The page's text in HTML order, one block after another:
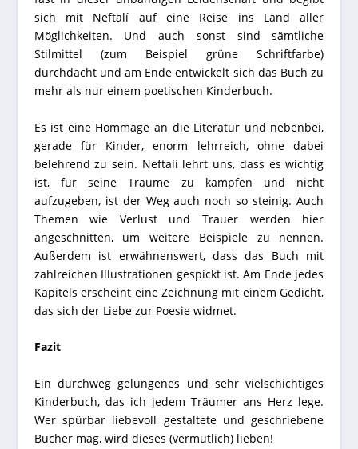
sich mit Neftalí auf eine Reise ins Land aller
Möglichkeiten. Und auch sonst sind sämtliche
Stilmittel (zum Beispiel grüne Schriftfarbe)
durchdacht und am Ende entwickelt sich das Buch zu
mehr als nur einem poetischen Kinderbuch.
Es ist eine Hommage an die Literatur und nebenbei,
gerade für Kinder, enorm lehrreich, ohne dabei
belehrend zu sein. Neftalí lehrt uns, dass es wichtig
ist, für seine Träume zu kämpfen und nicht
aufzugeben, ist der Weg auch noch so steinig. Auch
Themen wie Verlust und Trauer werden hier
angeschnitten, um weitere Beispiele zu nennen.
Außerdem ist erwähnenswert, dass das Buch mit
zahlreichen Illustrationen gespickt ist. Am Ende jedes
Kapitels erscheint eine Zeichnung mit einem Gedicht,
das sich der Liebe zur Poesie widmet.
Fazit
Ein durchweg gelungenes und sehr vielschichtiges
Kinderbuch, das ich jedem Träumer ans Herz lege.
Wer spürbar liebevoll gestaltete und geschriebene
Bücher mag, wird dieses (vermutlich) lieben!